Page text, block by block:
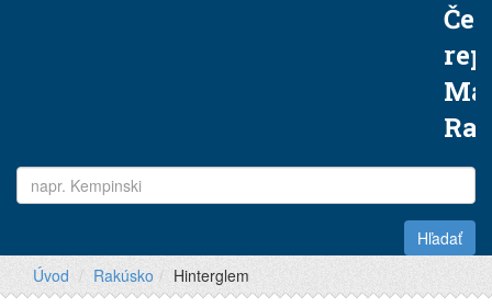
Hľadať
Úvod
Rakúsko Hinterglem